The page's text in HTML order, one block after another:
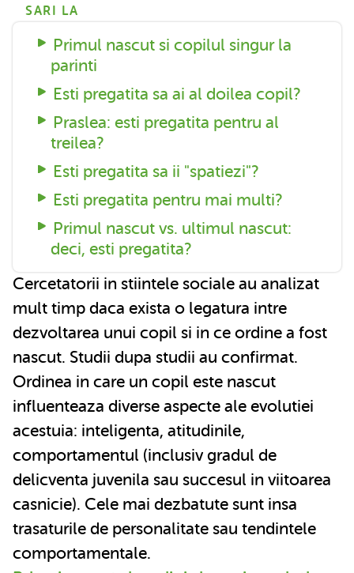
SARI LA
Primul nascut si copilul singur la
parinti
Esti pregatita sa ai al doilea copil?
Praslea: esti pregatita pentru al
treilea?
Esti pregatita sa ii "spatiezi"?
Esti pregatita pentru mai multi?
Primul nascut vs. ultimul nascut:
deci, esti pregatita?
Cercetatorii in stiintele sociale au analizat
mult timp daca exista o legatura intre
dezvoltarea unui copil si in ce ordine a fost
nascut. Studii dupa studii au confirmat.
Ordinea in care un copil este nascut
influenteaza diverse aspecte ale evolutiei
acestuia: inteligenta, atitudinile,
comportamentul (inclusiv gradul de
delicventa juvenila sau succesul in viitoarea
casnicie). Cele mai dezbatute sunt insa
trasaturile de personalitate sau tendintele
comportamentale.